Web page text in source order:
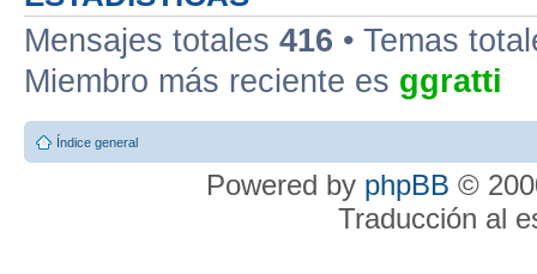
Mensajes totales 416 • Temas
Miembro más reciente es ggratti
Índice general
Powered by phpBB ©
Traducción al